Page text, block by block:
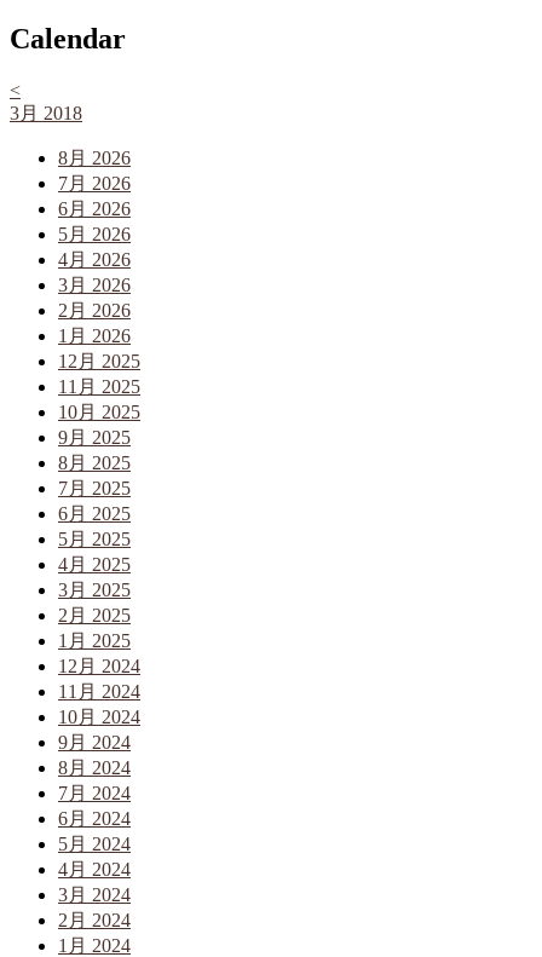
Calendar
<
3月 2018
8月 2026
7月 2026
6月 2026
5月 2026
4月 2026
3月 2026
2月 2026
1月 2026
12月 2025
11月 2025
10月 2025
9月 2025
8月 2025
7月 2025
6月 2025
5月 2025
4月 2025
3月 2025
2月 2025
1月 2025
12月 2024
11月 2024
10月 2024
9月 2024
8月 2024
7月 2024
6月 2024
5月 2024
4月 2024
3月 2024
2月 2024
1月 2024